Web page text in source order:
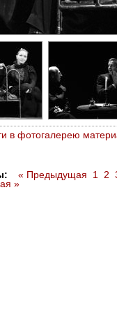
в фотогалерею
« Предыдущая 1 2
»